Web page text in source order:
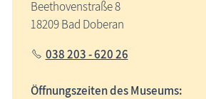
Beethovenstraße 8
18209 Bad Doberan
038 203 - 620 26
Öffnungszeiten des Museums: